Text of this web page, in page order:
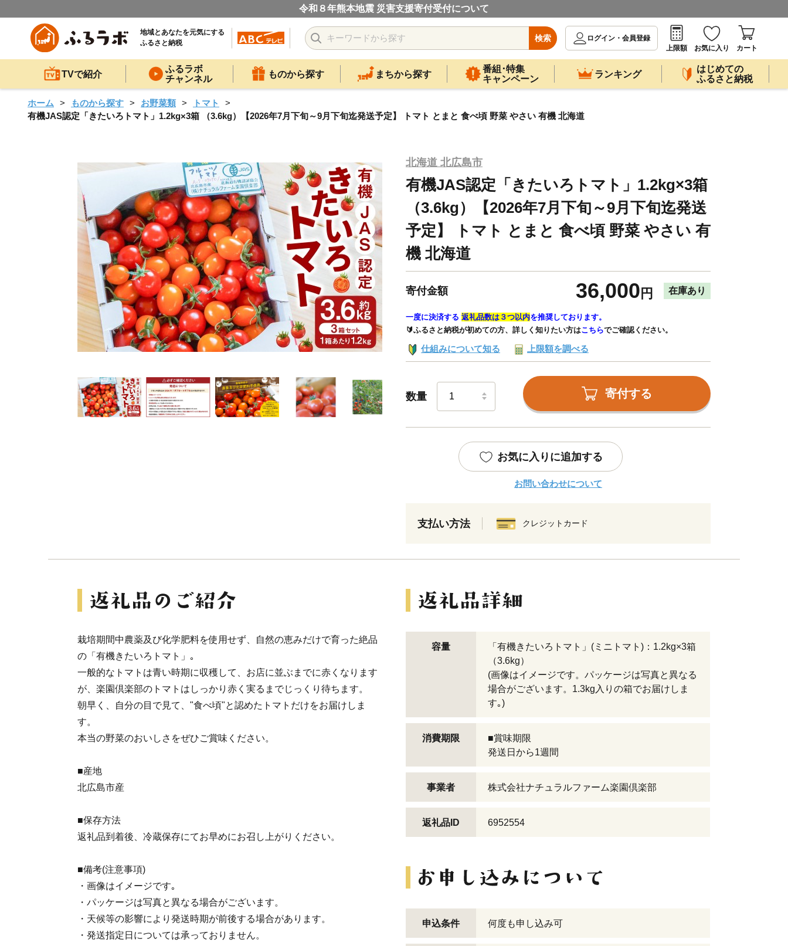
令和８年熊本地震 災害支援寄付受付について
地域とあなたを元気にする
ふるさと納税
検索
ログイン・会員登録
上限額
お気に入り カート
TVで紹介
ふるラボ
チャンネル
ものから探す まちから探す
番組･特集
キャンペーン
ランキング
はじめての
ふるさと納税
ホーム ものから探す お野菜類
トマト
有機JAS認定「きたいろトマト」1.2kg×3箱 （3.6kg）【2026年7月下旬～9月下旬迄発送予定】 トマト とまと 食べ頃 野菜 やさい 有機 北海道
北海道 北広島市
有機JAS認定「きたいろトマト」1.2kg×3箱
（3.6kg）【2026年7月下旬～9月下旬迄発送
予定】 トマト とまと 食べ頃 野菜 やさい 有
機 北海道
寄付金額 36,000 円 在庫あり
一度に決済する 返礼品数は３つ以内を推奨しております。
🔰ふるさと納税が初めての方、詳しく知りたい方はこちらでご確認ください。
仕組みについて知る 上限額を調べる
数量 寄付する
お気に入りに追加する
お問い合わせについて
支払い方法 クレジットカード
栽培期間中農薬及び化学肥料を使用せず、自然の恵みだけで育った絶品
の「有機きたいろトマト」｡
一般的なトマトは青い時期に収穫して、お店に並ぶまでに赤くなります
が、楽園倶楽部のトマトはしっかり赤く実るまでじっくり待ちます。
朝早く、自分の目で見て、"食べ頃"と認めたトマトだけをお届けしま
す。
本当の野菜のおいしさをぜひご賞味ください。
■産地
北広島市産
■保存方法
返礼品到着後、冷蔵保存にてお早めにお召し上がりください。
■備考(注意事項)
・画像はイメージです｡
・パッケージは写真と異なる場合がございます。
・天候等の影響により発送時期が前後する場合があります。
・発送指定日については承っておりません。
容量
「有機きたいろトマト」(ミニトマト)：1.2kg×3箱
（3.6kg）
(画像はイメージです。パッケージは写真と異なる
場合がございます。1.3kg入りの箱でお届けしま
す｡)
消費期限
■賞味期限
発送日から1週間
事業者 株式会社ナチュラルファーム楽園倶楽部
返礼品ID 6952554
申込条件 何度も申し込み可